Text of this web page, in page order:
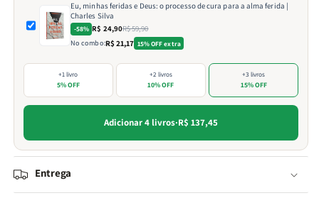
Eu, minhas feridas e Deus: o processo de cura para a alma ferida |
Charles Silva
-58% R$ 24,90R$ 59,90
No combo:R$ 21,17 15% OFF extra
+1 livro
5% OFF
+2 livros
10% OFF
+3 livros
15% OFF
Adicionar 4 livros·R$ 137,45
Entrega